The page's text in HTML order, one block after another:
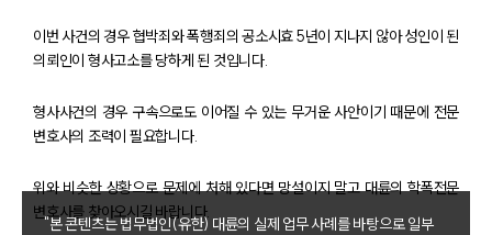
이번 사건의 경우 협박죄와 폭행죄의 공소시효 5년이 지나지 않아 성인이 된
의뢰인이 형사고소를 당하게 된 것입니다.
형사사건의 경우 구속으로도 이어질 수 있는 무거운 사안이기 때문에 전문
변호사의 조력이 필요합니다.
위와 비슷한 상황으로 문제에 처해 있다면 망설이지 말고 대륜의 학폭전문
변호사를 찾아오시길 바랍니다.
"본 콘텐츠는 법무법인(유한) 대륜의 실제 업무 사례를 바탕으로 일부